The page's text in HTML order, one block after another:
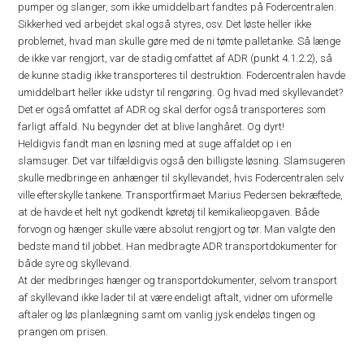
pumper og slanger, som ikke umiddelbart fandtes på Fodercentralen.
Sikkerhed ved arbejdet skal også styres, osv. Det løste heller ikke
problemet, hvad man skulle gøre med de ni tømte palletanke. Så længe
de ikke var rengjort, var de stadig omfattet af ADR (punkt 4.1.2.2), så
de kunne stadig ikke transporteres til destruktion. Fodercentralen havde
umiddelbart heller ikke udstyr til rengøring. Og hvad med skyllevandet?
Det er også omfattet af ADR og skal derfor også transporteres som
farligt affald. Nu begynder det at blive langhåret. Og dyrt!
Heldigvis fandt man en løsning med at suge affaldet op i en
slamsuger. Det var tilfældigvis også den billigste løsning. Slamsugeren
skulle medbringe en anhænger til skyllevandet, hvis Fodercentralen selv
ville efterskylle tankene. Transportfirmaet Marius Pedersen bekræftede,
at de havde et helt nyt godkendt køretøj til kemikalieopgaven. Både
forvogn og hænger skulle være absolut rengjort og tør. Man valgte den
bedste mand til jobbet. Han medbragte ADR transportdokumenter for
både syre og skyllevand.
At der medbringes hænger og transportdokumenter, selvom transport
af skyllevand ikke lader til at være endeligt aftalt, vidner om uformelle
aftaler og løs planlægning samt om vanlig jysk endeløs tingen og
prangen om prisen.